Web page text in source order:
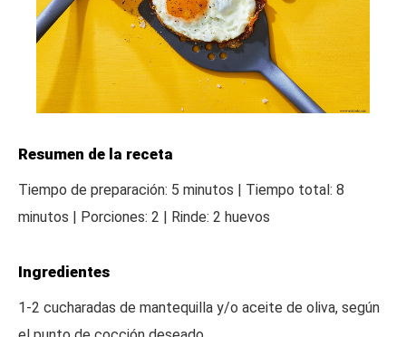
Resumen de la receta
Tiempo de preparación: 5 minutos | Tiempo total: 8
minutos | Porciones: 2 | Rinde: 2 huevos
Ingredientes
1-2 cucharadas de mantequilla y/o aceite de oliva, según